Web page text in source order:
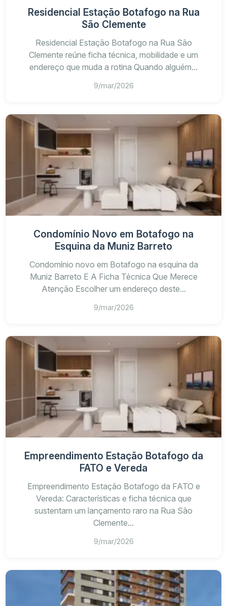
Residencial Estação Botafogo na Rua
São Clemente
Residencial Estação Botafogo na Rua São
Clemente reúne ficha técnica, mobilidade e um
endereço que muda a rotina Quando alguém...
9/mar/2026
Condomínio Novo em Botafogo na
Esquina da Muniz Barreto
Condomínio novo em Botafogo na esquina da
Muniz Barreto E A Ficha Técnica Que Merece
Atenção Escolher um endereço deste...
9/mar/2026
Empreendimento Estação Botafogo da
FATO e Vereda
Empreendimento Estação Botafogo da FATO e
Vereda: Características e ficha técnica que
sustentam um lançamento raro na Rua São
Clemente...
9/mar/2026